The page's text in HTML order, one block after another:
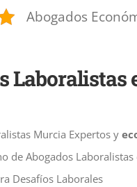
Abogados
Laboralistas
Murcia Expertos y
de Abogados Laboralistas
Desafíos Laborales